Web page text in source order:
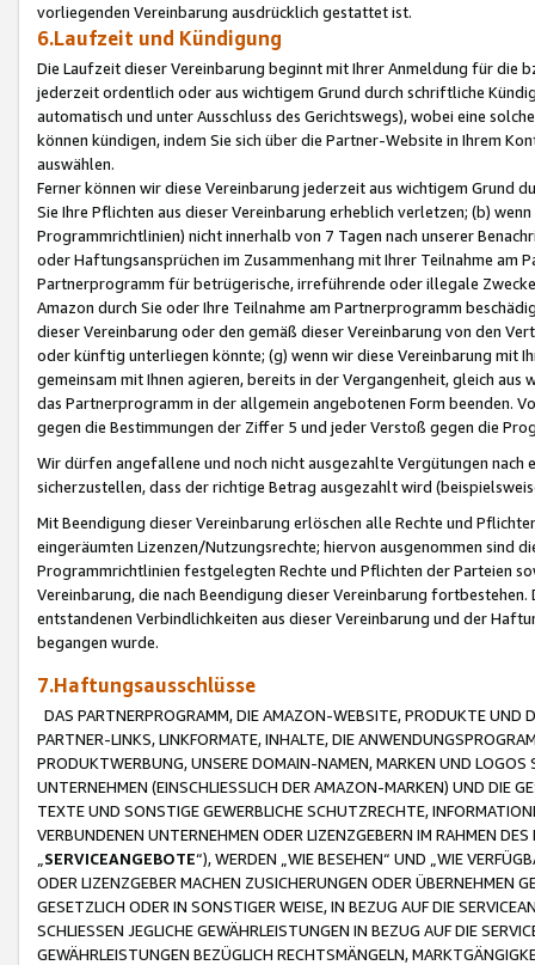
vorliegenden Vereinbarung ausdrücklich gestattet ist.
6.Laufzeit und Kündigung
Die Laufzeit dieser Vereinbarung beginnt mit Ihrer Anmeldung für die
jederzeit ordentlich oder aus wichtigem Grund durch schriftliche
automatisch und unter Ausschluss des Gerichtswegs), wobei eine
können kündigen, indem Sie sich über die Partner-Website in Ihrem
auswählen.
Ferner können wir diese Vereinbarung jederzeit aus wichtigem Grund
Sie Ihre Pflichten aus dieser Vereinbarung erheblich verletzen; (b)
Programmrichtlinien) nicht innerhalb von 7 Tagen nach unserer
oder Haftungsansprüchen im Zusammenhang mit Ihrer Teilnahme am
Partnerprogramm für betrügerische, irreführende oder illegale
Amazon durch Sie oder Ihre Teilnahme am Partnerprogramm
dieser Vereinbarung oder den gemäß dieser Vereinbarung von den
oder künftig unterliegen könnte; (g) wenn wir diese Vereinbarung mit
gemeinsam mit Ihnen agieren, bereits in der Vergangenheit, gleich
das Partnerprogramm in der allgemein angebotenen Form beenden.
gegen die Bestimmungen der Ziffer 5 und jeder Verstoß gegen die
Wir dürfen angefallene und noch nicht ausgezahlte Vergütungen
sicherzustellen, dass der richtige Betrag ausgezahlt wird
Mit Beendigung dieser Vereinbarung erlöschen alle Rechte und
eingeräumten Lizenzen/Nutzungsrechte; hiervon ausgenommen sind
Programmrichtlinien festgelegten Rechte und Pflichten der Parteien
Vereinbarung, die nach Beendigung dieser Vereinbarung
entstandenen Verbindlichkeiten aus dieser Vereinbarung und der
begangen wurde.
7.Haftungsausschlüsse
DAS PARTNERPROGRAMM, DIE AMAZON-WEBSITE, PRODUKTE UND
PARTNER-LINKS, LINKFORMATE, INHALTE, DIE
PRODUKTWERBUNG, UNSERE DOMAIN-NAMEN, MARKEN UND
UNTERNEHMEN (EINSCHLIESSLICH DER AMAZON-MARKEN) UND DIE
TEXTE UND SONSTIGE GEWERBLICHE SCHUTZRECHTE,
VERBUNDENEN UNTERNEHMEN ODER LIZENZGEBERN IM RAHMEN
SERVICEANGEBOTE“), WERDEN „WIE BESEHEN“ UND „WIE
ODER LIZENZGEBER MACHEN ZUSICHERUNGEN ODER ÜBERNEHMEN
GESETZLICH ODER IN SONSTIGER WEISE, IN BEZUG AUF DIE
SCHLIESSEN JEGLICHE GEWÄHRLEISTUNGEN IN BEZUG AUF DIE
GEWÄHRLEISTUNGEN BEZÜGLICH RECHTSMÄNGELN,